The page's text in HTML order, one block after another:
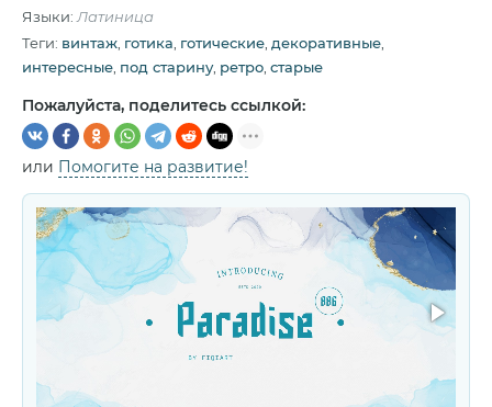
Языки: Латиница
Теги: винтаж готика готические декоративные
интересные под старину, ретро старые
Пожалуйста, поделитесь ссылкой:
или Помогите на развитие!